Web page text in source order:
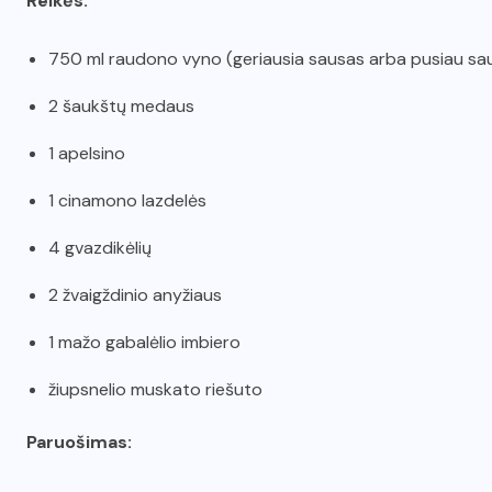
750 ml raudono vyno (geriausia sausas arba pusiau
2 šaukštų medaus
1 apelsino
1 cinamono lazdelės
4 gvazdikėlių
2 žvaigždinio anyžiaus
1 mažo gabalėlio imbiero
žiupsnelio muskato riešuto
Paruošimas: